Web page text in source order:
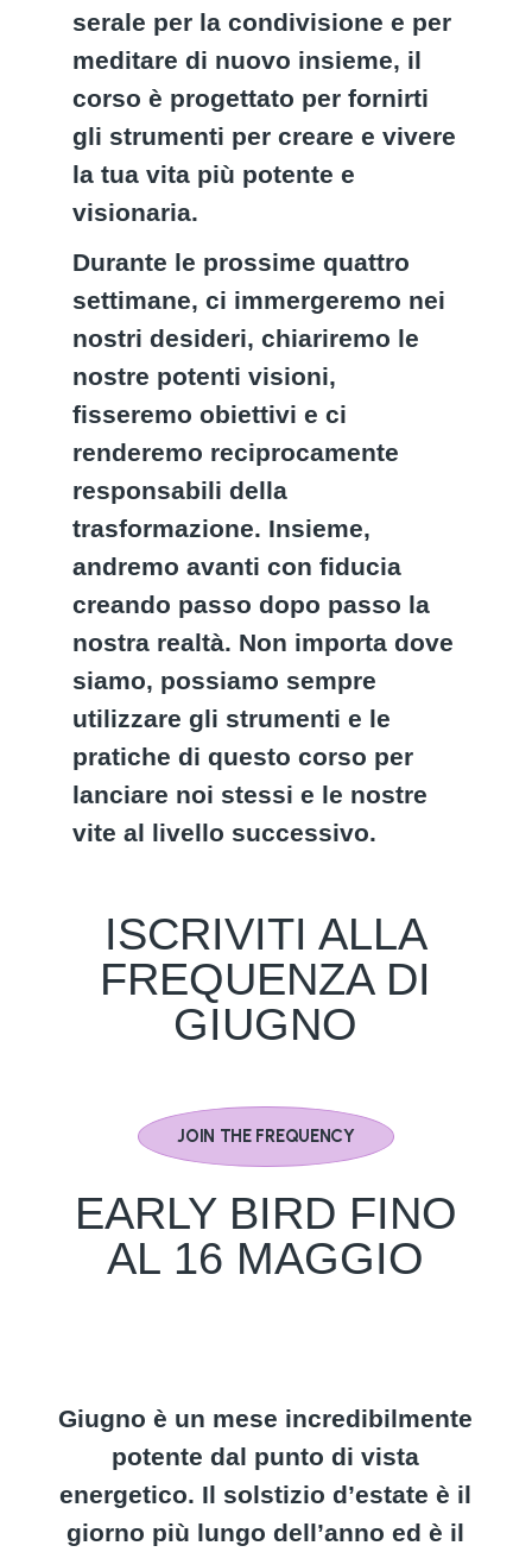
serale per la condivisione e per
meditare di nuovo insieme, il
corso è progettato per fornirti
gli strumenti per creare e vivere
la tua vita più potente e
visionaria.
Durante le prossime quattro
settimane, ci immergeremo nei
nostri desideri, chiariremo le
nostre potenti visioni,
fisseremo obiettivi e ci
renderemo reciprocamente
responsabili della
trasformazione. Insieme,
andremo avanti con fiducia
creando passo dopo passo la
nostra realtà. Non importa dove
siamo, possiamo sempre
utilizzare gli strumenti e le
pratiche di questo corso per
lanciare noi stessi e le nostre
vite al livello successivo.
ISCRIVITI ALLA
FREQUENZA DI
GIUGNO
JOIN THE FREQUENCY
EARLY BIRD FINO
AL 16 MAGGIO
Giugno è un mese incredibilmente
potente dal punto di vista
energetico. Il solstizio d’estate è il
giorno più lungo dell’anno ed è il